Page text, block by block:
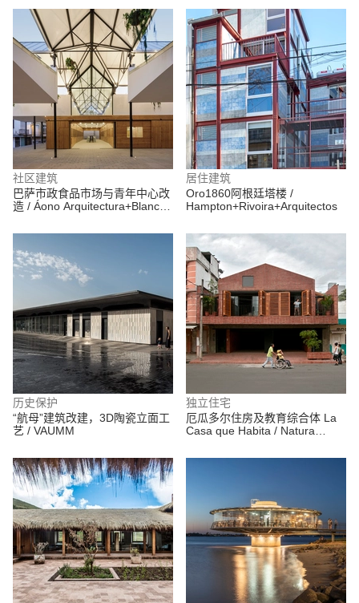
社区建筑
巴萨市政食品市场与青年中心改
造 / Áono Arquitectura+Blanca
居住建筑
Oro1860阿根廷塔楼 /
Hampton+Rivoira+Arquitectos
历史保护
“航母”建筑改建，3D陶瓷立面工
艺 / VAUMM
独立住宅
厄瓜多尔住房及教育综合体 La
Casa que Habita / Natura